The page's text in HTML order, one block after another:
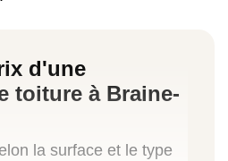
d'une
toiture à Braine-
la surface et le type